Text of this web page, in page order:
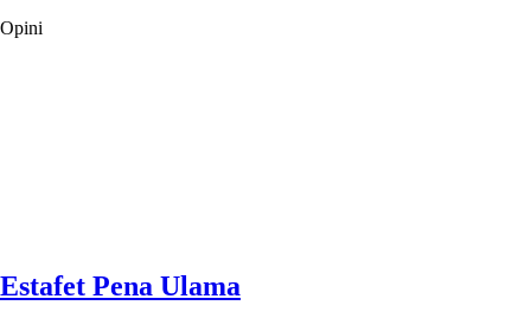
Opini
Estafet Pena Ulama